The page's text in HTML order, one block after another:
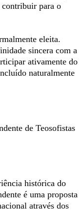
contribuir para o
eleita.
sincera com a
ativamente do
naturalmente
de Teosofistas
histórica do
é uma proposta
através dos